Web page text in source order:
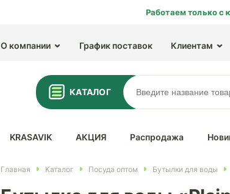
Работаем только с
О компании График поставок Клиентам
КАТАЛОГ
KRASAVIK АКЦИЯ Распродажа
Главная Каталог Посуда оптом Бутылки для воды